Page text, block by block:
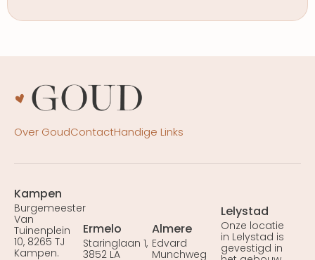
Over GoudContactHandige Links
Kampen
Burgemeester
Van
Tuinenplein
10, 8265 TJ
Kampen.
Ermelo
Staringlaan 1,
3852 LA
Almere
Edvard
Munchweg
Lelystad
Onze locatie
in Lelystad is
gevestigd in